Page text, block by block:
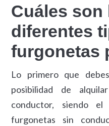
Cuáles son
diferentes
furgonetas
Lo primero que
posibilidad de
conductor, siendo
furgonetas sin